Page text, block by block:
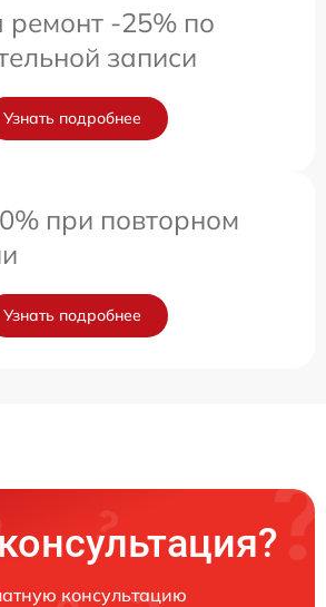
ремонт -25% по
записи
Узнать подробнее
при повторном
Узнать подробнее
консультацию